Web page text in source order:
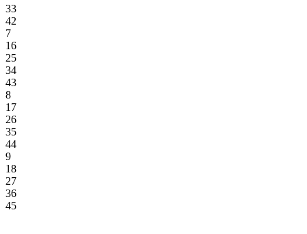
33
42
7
16
25
34
43
8
17
26
35
44
9
18
27
36
45